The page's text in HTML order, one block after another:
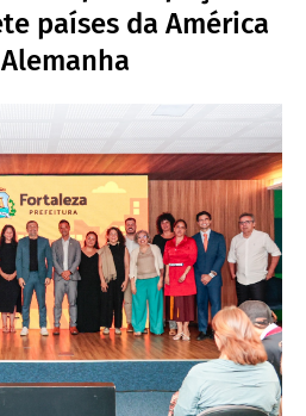
países da América